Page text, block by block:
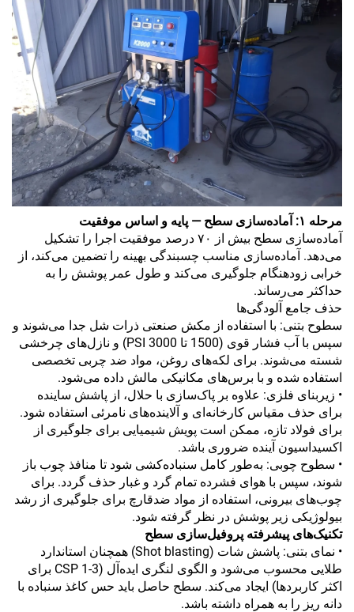
مرحله ۱: آماده‌سازی سطح — پایه و اساس موفقیت
آماده‌سازی سطح بیش از ۷۰ درصد موفقیت اجرا را تشکیل
می‌دهد. آماده‌سازی مناسب چسبندگی بهینه را تضمین می‌کند، از
خرابی زودهنگام جلوگیری می‌کند و طول عمر پوشش را به
حداکثر می‌رساند.
حذف جامع آلودگی‌ها
سطوح بتنی: با استفاده از مکش صنعتی ذرات شل جدا می‌شوند و
سپس با آب فشار قوی (1500 تا 3000 PSI) و نازل‌های چرخشی
شسته می‌شوند. برای لکه‌های روغن، مواد ضد چربی تخصصی
استفاده شده و با برس‌های مکانیکی مالش داده می‌شود.
• زیربنای فلزی: علاوه بر پاک‌سازی با حلال، از پاشش ساینده
برای حذف مقیاس کارخانه‌ای و آلاینده‌های نامرئی استفاده شود.
برای فولاد تازه، ممکن است پویش شیمیایی برای جلوگیری از
اکسیداسیون آینده ضروری باشد.
• سطوح چوبی: به‌طور کامل سنباده‌کشی شود تا منافذ چوب باز
شوند، سپس با هواى فشرده تمام گرد و غبار حذف گردد. برای
چوب‌های بیرونی، استفاده از مواد ضدقارچ برای جلوگیری از رشد
بیولوژیکی زیر پوشش در نظر گرفته شود.
تکنیک‌های پیشرفته پروفیل‌سازی سطح
• نمای بتنی: پاشش شات (Shot blasting) همچنان استاندارد
طلایی محسوب می‌شود و الگوی لنگری ایده‌آل (CSP 1-3 برای
اکثر کاربردها) ایجاد می‌کند. سطح حاصل باید حس کاغذ سنباده با
دانه ریز را به همراه داشته باشد.